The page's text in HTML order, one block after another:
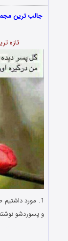
تازه
1. ‏مورد داشتیم طرف بالای ورقه به جای نام و نام
و پسوردشو